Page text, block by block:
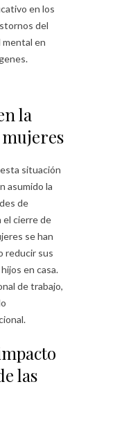
en los
del
mental en
la
situación
asumido la
de
el cierre de
se han
reducir sus
en casa.
de trabajo,
las